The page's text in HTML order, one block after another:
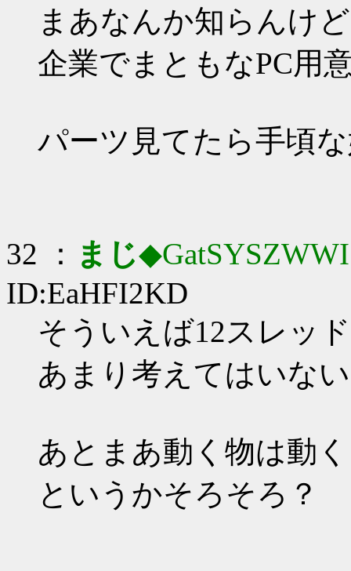
まあなんか知らんけど
企業でまともなPC用
パーツ見てたら手頃
32 ： まじ◆GatSYSZWWI
ID:EaHFI2KD
そういえば12スレッ
あまり考えてはいない
あとまあ動く物は動く
というかそろそろ？